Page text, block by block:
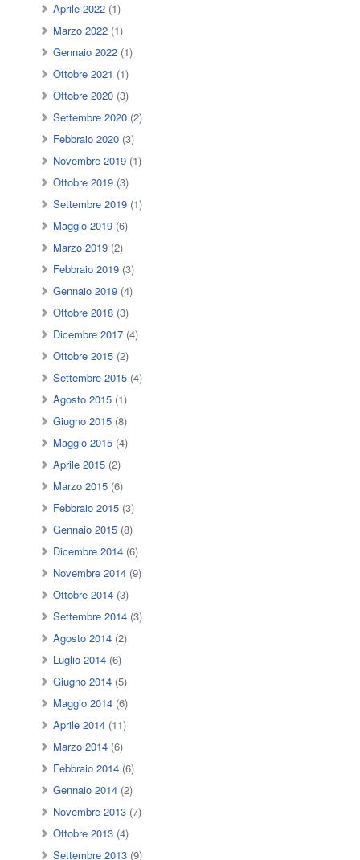
Aprile 2022 (1)
Marzo 2022 (1)
Gennaio 2022 (1)
Ottobre 2021 (1)
Ottobre 2020 (3)
Settembre 2020 (2)
Febbraio 2020 (3)
Novembre 2019 (1)
Ottobre 2019 (3)
Settembre 2019 (1)
Maggio 2019 (6)
Marzo 2019 (2)
Febbraio 2019 (3)
Gennaio 2019 (4)
Ottobre 2018 (3)
Dicembre 2017 (4)
Ottobre 2015 (2)
Settembre 2015 (4)
Agosto 2015 (1)
Giugno 2015 (8)
Maggio 2015 (4)
Aprile 2015 (2)
Marzo 2015 (6)
Febbraio 2015 (3)
Gennaio 2015 (8)
Dicembre 2014 (6)
Novembre 2014 (9)
Ottobre 2014 (3)
Settembre 2014 (3)
Agosto 2014 (2)
Luglio 2014 (6)
Giugno 2014 (5)
Maggio 2014 (6)
Aprile 2014 (11)
Marzo 2014 (6)
Febbraio 2014 (6)
Gennaio 2014 (2)
Novembre 2013 (7)
Ottobre 2013 (4)
Settembre 2013 (9)